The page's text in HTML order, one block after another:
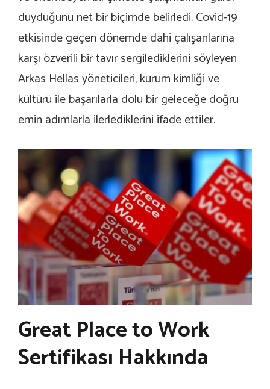
duyduğunu net bir biçimde belirledi. Covid-19
etkisinde geçen dönemde dahi çalışanlarına
karşı özverili bir tavır sergilediklerini söyleyen
Arkas Hellas yöneticileri, kurum kimliği ve
kültürü ile başarılarla dolu bir geleceğe doğru
emin adımlarla ilerlediklerini ifade ettiler.
Great Place to Work
Sertifikası Hakkında